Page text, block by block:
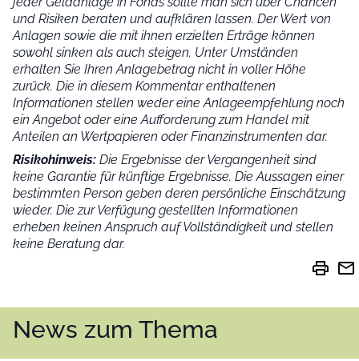
und Risiken beraten und aufklären lassen. Der Wert von
Anlagen sowie die mit ihnen erzielten Erträge können
sowohl sinken als auch steigen. Unter Umständen
erhalten Sie Ihren Anlagebetrag nicht in voller Höhe
zurück. Die in diesem Kommentar enthaltenen
Informationen stellen weder eine Anlageempfehlung noch
ein Angebot oder eine Aufforderung zum Handel mit
Anteilen an Wertpapieren oder Finanzinstrumenten dar.
Risikohinweis: Die Ergebnisse der Vergangenheit sind
keine Garantie für künftige Ergebnisse. Die Aussagen einer
bestimmten Person geben deren persönliche Einschätzung
wieder. Die zur Verfügung gestellten Informationen
erheben keinen Anspruch auf Vollständigkeit und stellen
keine Beratung dar.
print mail
News zum Thema